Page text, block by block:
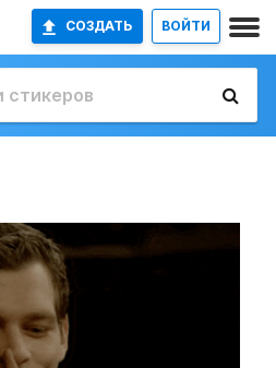
СОЗДАТЬ ВОЙТИ